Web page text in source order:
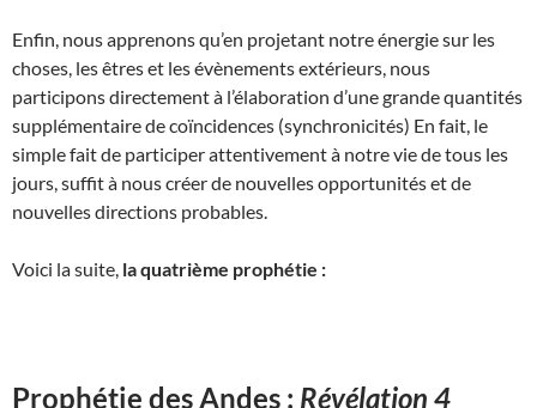
Enfin, nous apprenons qu’en projetant notre énergie sur les
choses, les êtres et les évènements extérieurs, nous
participons directement à l’élaboration d’une grande quantités
supplémentaire de coïncidences (synchronicités) En fait, le
simple fait de participer attentivement à notre vie de tous les
jours, suffit à nous créer de nouvelles opportunités et de
nouvelles directions probables.
Voici la suite, la quatrième prophétie :
Prophétie des Andes : Révélation 4